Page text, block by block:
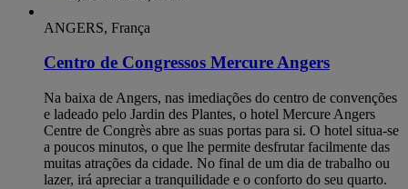
ANGERS, França
Centro de Congressos Mercure Angers
Na baixa de Angers, nas imediações do centro de convenções
e ladeado pelo Jardin des Plantes, o hotel Mercure Angers
Centre de Congrès abre as suas portas para si. O hotel situa-se
a poucos minutos, o que lhe permite desfrutar facilmente das
muitas atrações da cidade. No final de um dia de trabalho ou
lazer, irá apreciar a tranquilidade e o conforto do seu quarto.